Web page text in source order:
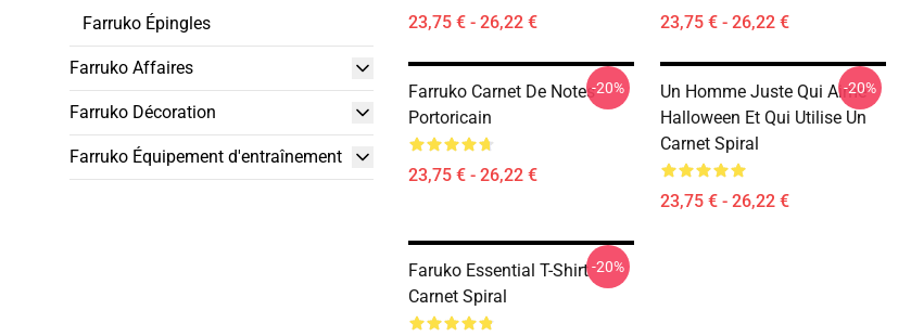
Farruko Épingles
Farruko Affaires
Farruko Décoration
Farruko Équipement d'entraînement
23,75 € - 26,22 € 23,75 € - 26,22 €
Farruko Carnet De Notes
Portoricain
23,75 € - 26,22 €
-20%
Un Homme Juste Qui Aime
Halloween Et Qui Utilise Un
Carnet Spiral
23,75 € - 26,22 €
-20%
Faruko Essential T-Shirt
Carnet Spiral
-20%